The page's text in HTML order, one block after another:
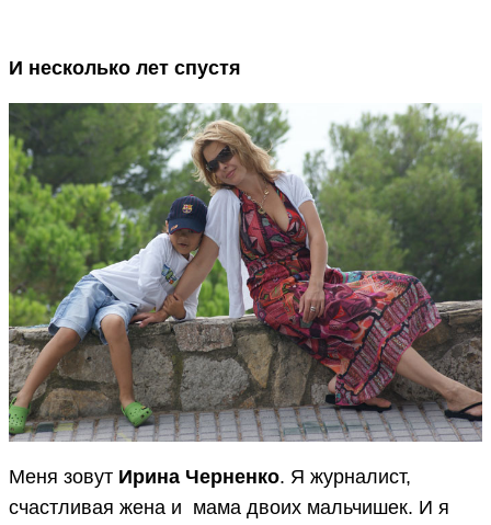
И несколько лет спустя
Меня зовут Ирина Черненко. Я журналист,
счастливая жена и мама двоих мальчишек. И я